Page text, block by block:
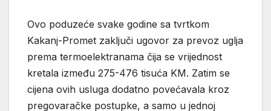
Ovo poduzeće svake godine sa tvrtkom
Kakanj-Promet zaključi ugovor za prevoz uglja
prema termoelektranama čija se vrijednost
kretala između 275-476 tisuća KM. Zatim se
cijena ovih usluga dodatno povećavala kroz
pregovaračke postupke, a samo u jednoj